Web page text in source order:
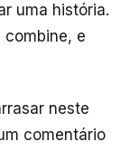
uma história.
combine, e
neste
comentário